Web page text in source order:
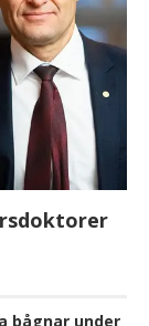
bågnar under